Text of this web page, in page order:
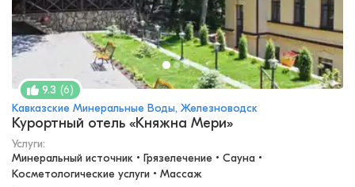
9.3 (6)
Кавказские Минеральные Воды, Железноводск
Курортный отель «Княжна Мери»
Услуги:
Минеральный источник • Грязелечение • Сауна •
Косметологические услуги • Массаж